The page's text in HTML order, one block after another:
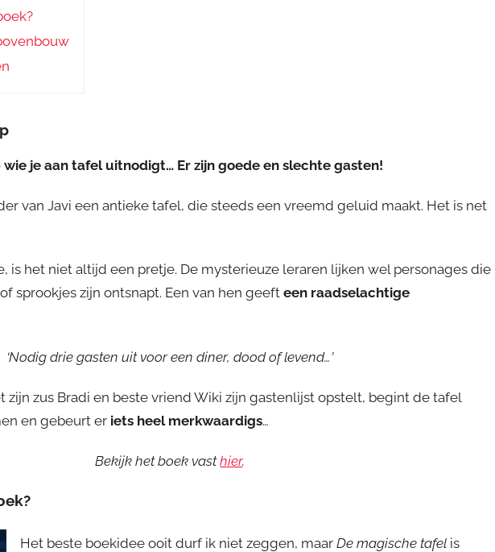
wie je aan tafel uitnodigt… Er zijn goede en slechte gasten!
van Javi een antieke tafel, die steeds een vreemd geluid maakt. Het is net
is het niet altijd een pretje. De mysterieuze leraren lijken wel personages die
sprookjes zijn ontsnapt. Een van hen geeft een raadselachtige
‘Nodig drie gasten uit voor een diner, dood of levend…’
zijn zus Bradi en beste vriend Wiki zijn gastenlijst opstelt, begint de tafel
en gebeurt er iets heel merkwaardigs…
Bekijk het boek vasthier.
Het beste boekidee ooit durf ik niet zeggen, maar De magische tafel is